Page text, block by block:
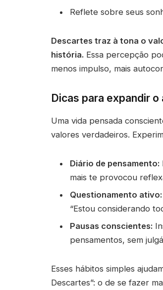
Reflete sobre seus
Descartes traz à tona o
história. Essa percepção
menos impulso, mais
Dicas para expandir
Uma vida pensada
valores verdadeiros.
Diário de pensamento:
mais te provocou
Questionamento ativo:
“Estou considerando
Pausas conscientes:
pensamentos, sem
Esses hábitos simples
Descartes”: o de se fazer